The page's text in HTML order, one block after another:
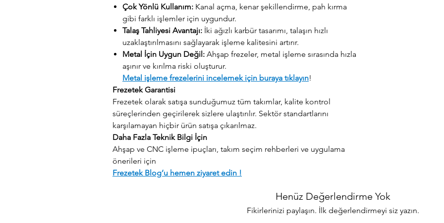
Çok Yönlü Kullanım: Kanal açma, kenar şekillendirme, pah kırma
gibi farklı işlemler için uygundur.
Talaş Tahliyesi Avantajı: İki ağızlı karbür tasarımı, talaşın hızlı
uzaklaştırılmasını sağlayarak işleme kalitesini artırır.
Metal İçin Uygun Değil: Ahşap frezeler, metal işleme sırasında hızla
aşınır ve kırılma riski oluşturur.
Metal işleme frezelerini incelemek için buraya tıklayın!
Frezetek Garantisi
Frezetek olarak satışa sunduğumuz tüm takımlar, kalite kontrol
süreçlerinden geçirilerek sizlere ulaştırılır. Sektör standartlarını
karşılamayan hiçbir ürün satışa çıkarılmaz.
Daha Fazla Teknik Bilgi İçin
Ahşap ve CNC işleme ipuçları, takım seçim rehberleri ve uygulama
önerileri için
Frezetek Blog’u hemen ziyaret edin !
Henüz Değerlendirme Yok
Fikirlerinizi paylaşın. İlk değerlendirmeyi siz yazın.